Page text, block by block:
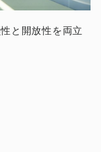
と開放性を両立